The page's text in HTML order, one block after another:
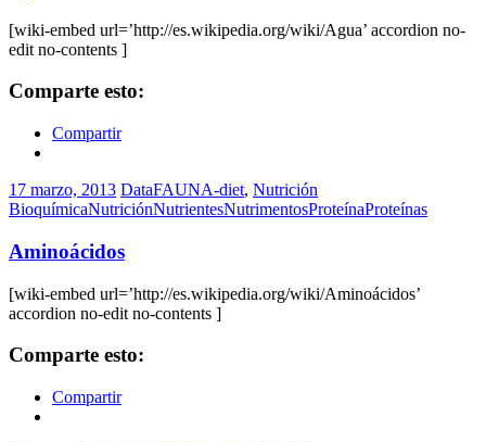
[wiki-embed url=’http://es.wikipedia.org/wiki/Agua’ accordion no-
edit no-contents ]
Comparte esto:
Compartir
17 marzo, 2013 DataFAUNA-diet, Nutrición
BioquímicaNutriciónNutrientesNutrimentosProteínaProteínas
Aminoácidos
[wiki-embed url=’http://es.wikipedia.org/wiki/Aminoácidos’
accordion no-edit no-contents ]
Comparte esto:
Compartir